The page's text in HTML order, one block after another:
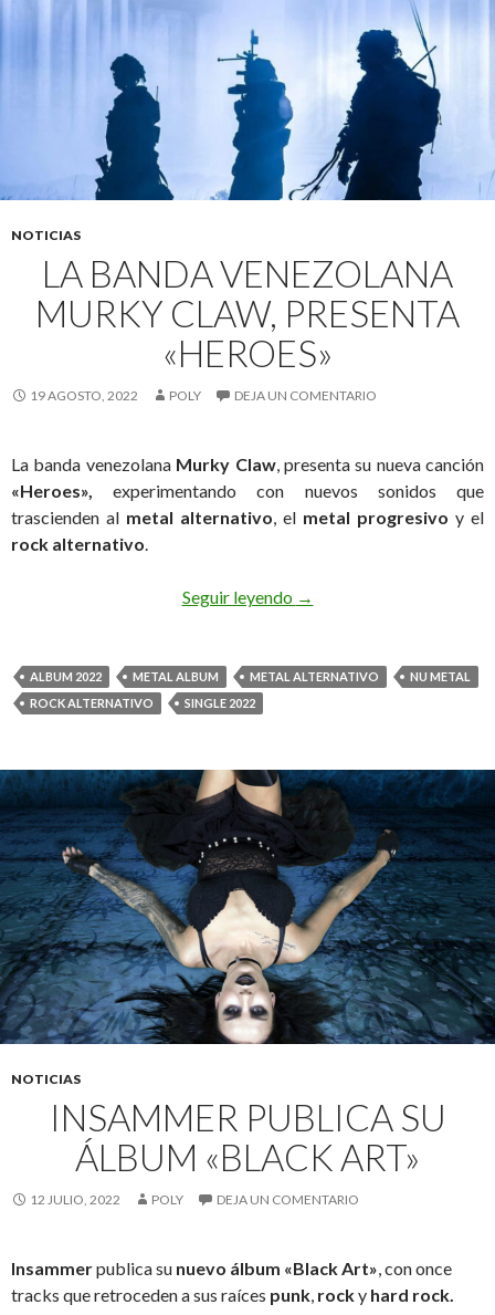
NOTICIAS
LA BANDA VENEZOLANA
MURKY CLAW, PRESENTA
«HEROES»
19 AGOSTO, 2022 POLY DEJA UN COMENTARIO
La banda venezolana Murky Claw, presenta su nueva canción
«Heroes»,
experimentando con nuevos sonidos que
trascienden al metal alternativo , el metal progresivo y el
rock alternativo
Seguir leyendo La banda venezolana
→
ALBUM 2022 METAL ALBUM METAL ALTERNATIVO
NU METAL
ROCK ALTERNATIVO
SINGLE 2022
NOTICIAS
INSAMMER PUBLICA SU
ÁLBUM «BLACK ART»
12 JULIO, 2022 POLY DEJA UN COMENTARIO
Insammerpublica su nuevo álbum «Black Art» , con once
tracks que retroceden a sus raíces punk rocky hard rock.